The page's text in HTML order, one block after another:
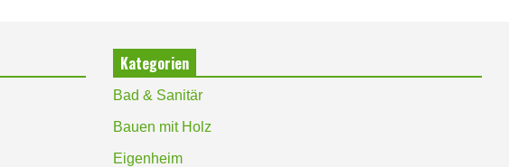
Kategorien
Bad & Sanitär
Bauen mit Holz
Eigenheim